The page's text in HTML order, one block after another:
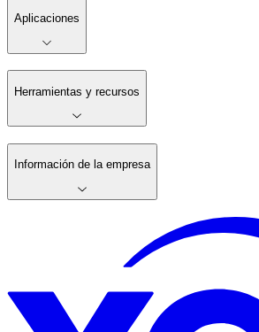
Aplicaciones
Herramientas y recursos
Información de la empresa